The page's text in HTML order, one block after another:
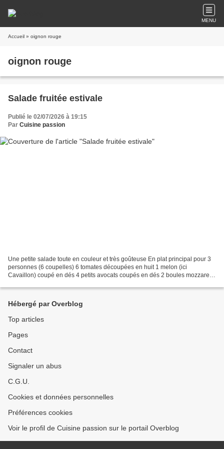
MENU
Accueil » oignon rouge
oignon rouge
Salade fruitée estivale
Publié le 02/07/2026 à 19:15
Par Cuisine passion
Une petite salade toute en couleur et très goûteuse En plat principal pour 3
personnes (6 coupelles) 6 tomates découpées en huit 1 melon (ici
Cavaillon) coupé en dés 4 petits avocats coupés en dés 2 boules mozzarella
Hébergé par Overblog
Top articles
Pages
Contact
Signaler un abus
C.G.U.
Cookies et données personnelles
Préférences cookies
Voir le profil de Cuisine passion sur le portail Overblog